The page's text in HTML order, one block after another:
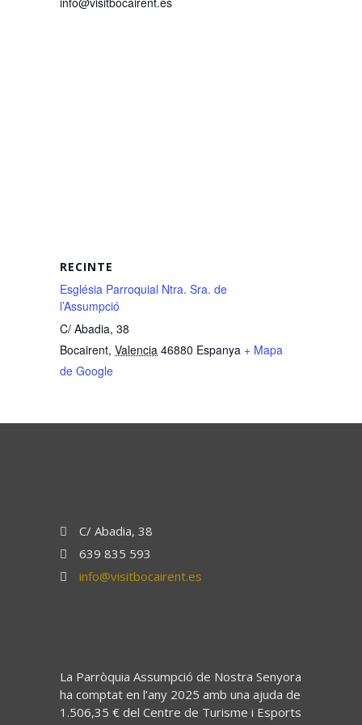
RECINTE
Església Parroquial Ntra. Sra. de
l’Assumpció
C/ Abadia, 38
Bocairent, Valencia 46880 Espanya + Mapa
de Google
C/ Abadia, 38
639 835 593
info@visitbocairent.es
La Parròquia Assumpció de Nostra Senyora
ha comptat en l’any 2025 amb una ajuda de
1.506,35 € del Centre de Turisme i Esports